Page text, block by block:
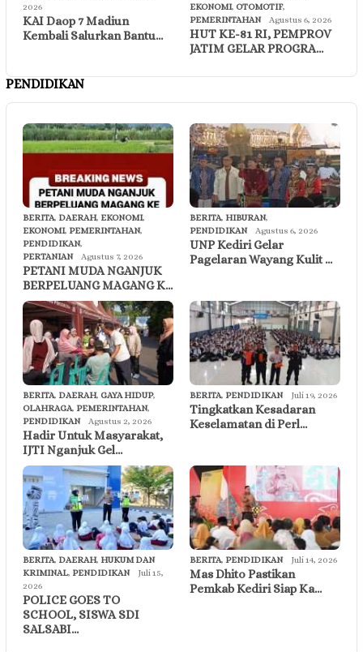
2026
KAI Daop 7 Madiun
Kembali Salurkan Bantu…
EKONOMI, OTOMOTIF,
PEMERINTAHAN
Agustus 6, 2026
HUT KE-81 RI, PEMPROV
JATIM GELAR PROGRA…
PENDIDIKAN
BERITA, DAERAH, EKONOMI,
EKONOMI, PEMERINTAHAN,
PENDIDIKAN,
PERTANIAN
Agustus 7, 2026
PETANI MUDA NGANJUK
BERPELUANG MAGANG K…
BERITA, HIBURAN,
PENDIDIKAN
Agustus 6, 2026
UNP Kediri Gelar
Pagelaran Wayang Kulit …
BERITA, DAERAH, GAYA HIDUP,
OLAHRAGA, PEMERINTAHAN,
PENDIDIKAN
Agustus 2, 2026
Hadir Untuk Masyarakat,
IJTI Nganjuk Gel…
BERITA, PENDIDIKAN Juli 19, 2026
Tingkatkan Kesadaran
Keselamatan di Perl…
BERITA, DAERAH, HUKUM DAN
KRIMINAL, PENDIDIKAN
Juli 15,
2026
POLICE GOES TO
SCHOOL, SISWA SDI
SALSABI…
BERITA, PENDIDIKAN Juli 14, 2026
Mas Dhito Pastikan
Pemkab Kediri Siap Ka…